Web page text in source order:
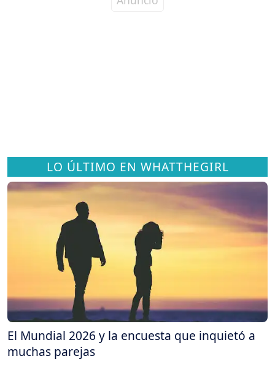
LO ÚLTIMO EN WHATTHEGIRL
El Mundial 2026 y la encuesta que inquietó a
muchas parejas